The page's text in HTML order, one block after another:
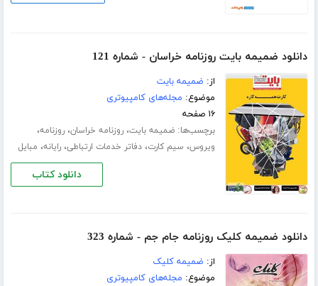
دانلود ضمیمه بایت روزنامه خراسان - شماره 121
از: ضمیمه بایت
موضوع: مجله‌های کامپیوتری
۱۶ صفحه
برچسب‌ها:ضمیمه بایت،روزنامه خراسان،روزنامه،
ویروس، سیم کارت‌،دفاتر خدمات ارتباطی،رایانه، مبایل
دانلود کتاب
دانلود ضمیمه کلیک روزنامه جام جم - شماره 323
از: ضمیمه کلیک
موضوع: مجله‌های کامپیوتری